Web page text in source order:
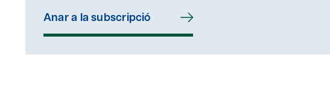
Anar a la subscripció